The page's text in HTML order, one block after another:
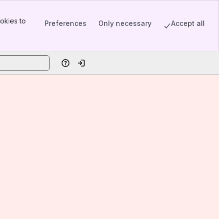
to Preferences Only necessary Accept all
HelpLog in